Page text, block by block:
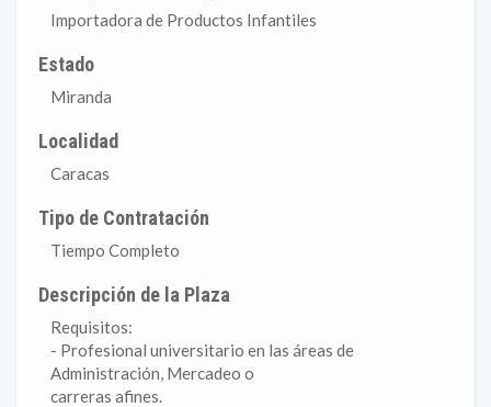
Importadora de Productos Infantiles
Estado
Miranda
Localidad
Caracas
Tipo de Contratación
Tiempo Completo
Descripción de la Plaza
Requisitos:
- Profesional universitario en las áreas de
Administración, Mercadeo o
carreras afines.